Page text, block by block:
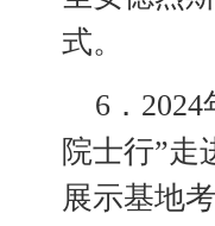
式。
6 ．
院士行”走
展示基地